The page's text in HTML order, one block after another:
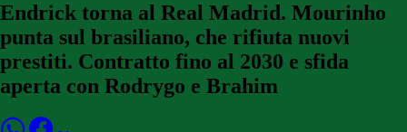
Endrick torna al Real Madrid. Mourinho
punta sul brasiliano, che rifiuta nuovi
prestiti. Contratto fino al 2030 e sfida
aperta con Rodrygo e Brahim